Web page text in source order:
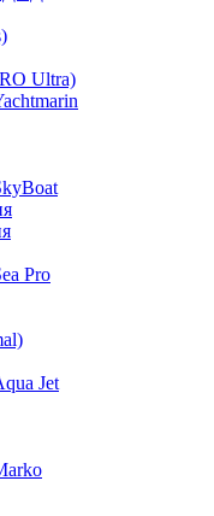
Ultra)
Pro
Jet